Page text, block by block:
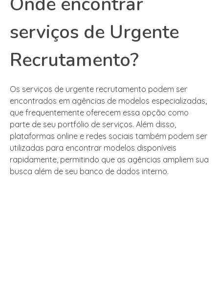
serviços de Urgente
Recrutamento?
Os serviços de urgente recrutamento podem ser
encontrados em agências de modelos especializadas,
que frequentemente oferecem essa opção como
parte de seu portfólio de serviços. Além disso,
plataformas online e redes sociais também podem ser
utilizadas para encontrar modelos disponíveis
rapidamente, permitindo que as agências ampliem sua
busca além de seu banco de dados interno.